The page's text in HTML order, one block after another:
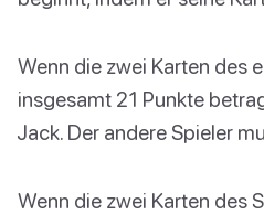
Wenn die zwei Karten des
insgesamt 21 Punkte
Jack. Der andere Spieler
Wenn die zwei Karten des